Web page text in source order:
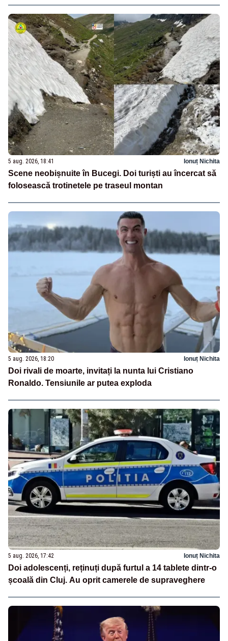
5 aug. 2026, 18:41 Ionuț Nichita
Scene neobișnuite în Bucegi. Doi turiști au încercat să
folosească trotinetele pe traseul montan
5 aug. 2026, 18:20 Ionuț Nichita
Doi rivali de moarte, invitați la nunta lui Cristiano
Ronaldo. Tensiunile ar putea exploda
5 aug. 2026, 17:42 Ionuț Nichita
Doi adolescenți, reținuți după furtul a 14 tablete dintr-o
școală din Cluj. Au oprit camerele de supraveghere